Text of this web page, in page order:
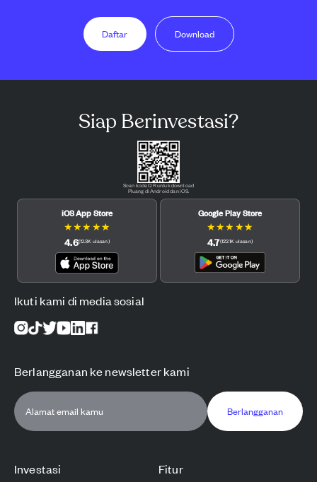
Daftar Download
Investasi Fitur
Siap Berinvestasi?
Scan kode QR untuk download
Pluang di Android dan iOS.
iOS App Store
★★★ ★★
4.6(12.3K ulasan)
Google Play Store
★★★ ★★
4.7(122.1K ulasan)
Ikuti kami di media sosial
Berlangganan ke newsletter kami
Berlangganan